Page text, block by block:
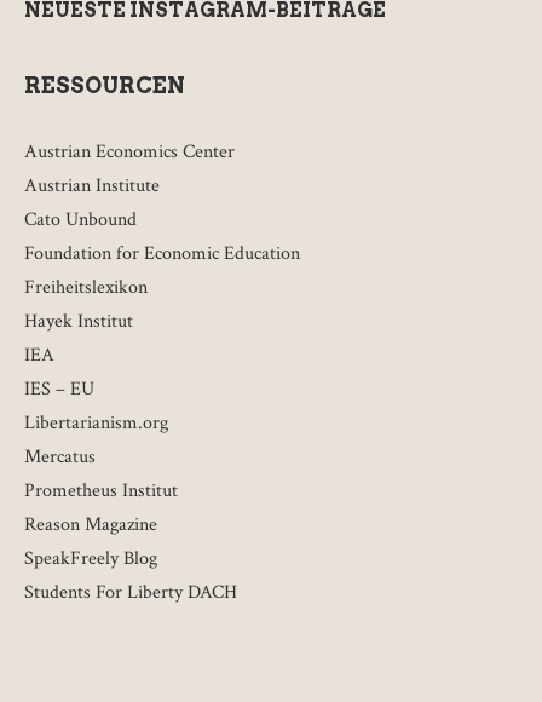
NEUESTE INSTAGRAM-BEITRÄGE
RESSOURCEN
Austrian Economics Center
Austrian Institute
Cato Unbound
Foundation for Economic Education
Freiheitslexikon
Hayek Institut
IEA
IES – EU
Libertarianism.org
Mercatus
Prometheus Institut
Reason Magazine
SpeakFreely Blog
Students For Liberty DACH